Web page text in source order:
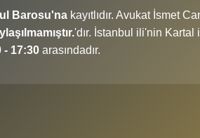
Barosu'na kayıtlıdır. Avukat İsmet
'dır. İstanbul ili'nin Kartal
- 17:30 arasındadır.